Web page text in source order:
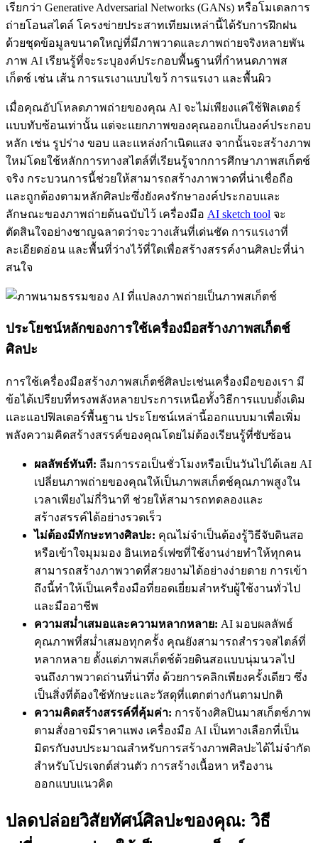
เรียกว่า Generative Adversarial Networks (GANs) หรือโมเดลการ
ถ่ายโอนสไตล์ โครงข่ายประสาทเทียมเหล่านี้ได้รับการฝึกฝน
ด้วยชุดข้อมูลขนาดใหญ่ที่มีภาพวาดและภาพถ่ายจริงหลายพัน
ภาพ AI เรียนรู้ที่จะระบุองค์ประกอบพื้นฐานที่กำหนดภาพส
เก็ตช์ เช่น เส้น การแรเงาแบบไขว้ การแรเงา และพื้นผิว
เมื่อคุณอัปโหลดภาพถ่ายของคุณ AI จะไม่เพียงแค่ใช้ฟิลเตอร์
แบบทับซ้อนเท่านั้น แต่จะแยกภาพของคุณออกเป็นองค์ประกอบ
หลัก เช่น รูปร่าง ขอบ และแหล่งกำเนิดแสง จากนั้นจะสร้างภาพ
ใหม่โดยใช้หลักการทางสไตล์ที่เรียนรู้จากการศึกษาภาพสเก็ตช์
จริง กระบวนการนี้ช่วยให้สามารถสร้างภาพวาดที่น่าเชื่อถือ
และถูกต้องตามหลักศิลปะซึ่งยังคงรักษาองค์ประกอบและ
ลักษณะของภาพถ่ายต้นฉบับไว้ เครื่องมือ AI sketch tool จะ
ตัดสินใจอย่างชาญฉลาดว่าจะวางเส้นที่เด่นชัด การแรเงาที่
ละเอียดอ่อน และพื้นที่ว่างไว้ที่ใดเพื่อสร้างสรรค์งานศิลปะที่น่า
สนใจ
ประโยชน์หลักของการใช้เครื่องมือสร้างภาพสเก็ตช์
ศิลปะ
การใช้เครื่องมือสร้างภาพสเก็ตช์ศิลปะเช่นเครื่องมือของเรา มี
ข้อได้เปรียบที่ทรงพลังหลายประการเหนือทั้งวิธีการแบบดั้งเดิม
และแอปฟิลเตอร์พื้นฐาน ประโยชน์เหล่านี้ออกแบบมาเพื่อเพิ่ม
พลังความคิดสร้างสรรค์ของคุณโดยไม่ต้องเรียนรู้ที่ซับซ้อน
ผลลัพธ์ทันที: ลืมการรอเป็นชั่วโมงหรือเป็นวันไปได้เลย AI
เปลี่ยนภาพถ่ายของคุณให้เป็นภาพสเก็ตช์คุณภาพสูงใน
เวลาเพียงไม่กี่วินาที ช่วยให้สามารถทดลองและ
สร้างสรรค์ได้อย่างรวดเร็ว
ไม่ต้องมีทักษะทางศิลปะ: คุณไม่จำเป็นต้องรู้วิธีจับดินสอ
หรือเข้าใจมุมมอง อินเทอร์เฟซที่ใช้งานง่ายทำให้ทุกคน
สามารถสร้างภาพวาดที่สวยงามได้อย่างง่ายดาย การเข้า
ถึงนี้ทำให้เป็นเครื่องมือที่ยอดเยี่ยมสำหรับผู้ใช้งานทั่วไป
และมืออาชีพ
ความสม่ำเสมอและความหลากหลาย: AI มอบผลลัพธ์
คุณภาพที่สม่ำเสมอทุกครั้ง คุณยังสามารถสำรวจสไตล์ที่
หลากหลาย ตั้งแต่ภาพสเก็ตช์ด้วยดินสอแบบนุ่มนวลไป
จนถึงภาพวาดถ่านที่น่าทึ่ง ด้วยการคลิกเพียงครั้งเดียว ซึ่ง
เป็นสิ่งที่ต้องใช้ทักษะและวัสดุที่แตกต่างกันตามปกติ
ความคิดสร้างสรรค์ที่คุ้มค่า: การจ้างศิลปินมาสเก็ตช์ภาพ
ตามสั่งอาจมีราคาแพง เครื่องมือ AI เป็นทางเลือกที่เป็น
มิตรกับงบประมาณสำหรับการสร้างภาพศิลปะได้ไม่จำกัด
สำหรับโปรเจกต์ส่วนตัว การสร้างเนื้อหา หรืองาน
ออกแบบแนวคิด
ปลดปล่อยวิสัยทัศน์ศิลปะของคุณ: วิธี